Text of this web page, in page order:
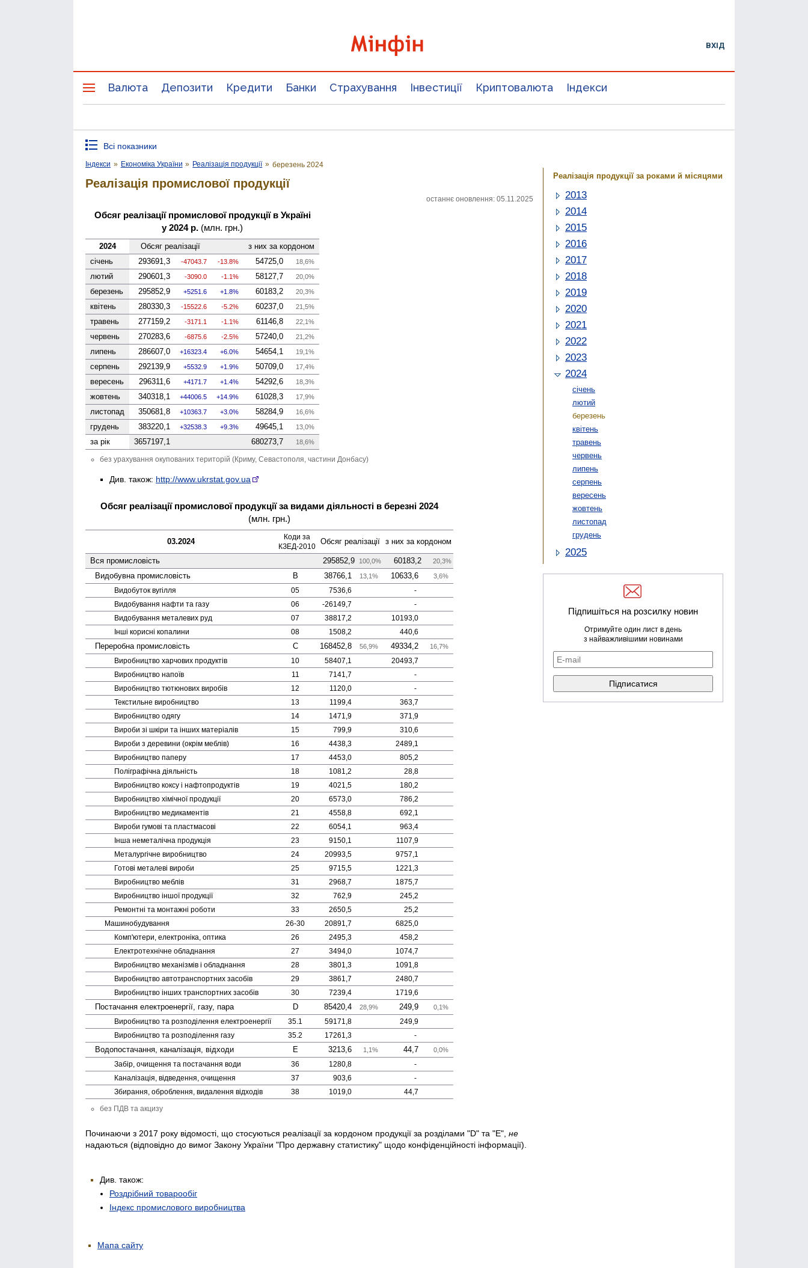
ВХІД
Валюта Депозити Кредити Банки Страхування Інвестиції Криптовалюта Індекси
Всі показники
Індекси » Економіка України » Реалізація продукції » березень 2024
Реалізація промислової продукції
останнє оновлення: 05.11.2025
Обсяг реалізації промислової продукції в Україні
у 2024 р. (млн. грн.)
2024 Обсяг реалізації
з них за кордоном
січень
293691,3 -47043.7 -13.8% 54725,0 18,6%
лютий 290601,3 -3090.0 -1.1% 58127,7 20,0%
березень 295852,9 5251.6 1.8% 60183,2 20,3%
квітень 280330,3 -15522.6 -5.2% 60237,0 21,5%
травень 277159,2 -3171.1 -1.1% 61146,8 22,1%
червень 270283,6 -6875.6 -2.5% 57240,0 21,2%
липень 286607,0 16323.4 6.0% 54654,1 19,1%
серпень 292139,9 5532.9 1.9% 50709,0 17,4%
вересень 296311,6 4171.7 1.4% 54292,6 18,3%
жовтень 340318,1 44006.5 14.9% 61028,3 17,9%
листопад 350681,8 10363.7 3.0% 58284,9 16,6%
грудень 383220,1 32538.3 9.3% 49645,1 13,0%
за рік 3657197,1 680273,7 18,6%
без урахування окупованих територій (Криму, Севастополя, частини Донбасу)
Див. також: http://www.ukrstat.gov.ua
Обсяг реалізації промислової продукції за видами діяльності в березні 2024
(млн. грн.)
03.2024
Коди за
КЗЕД-2010
Обсяг реалізації з них за кордоном
Вся промисловість 295852,9 100,0% 60183,2 20,3%
Видобувна промисловість B 38766,1 13,1% 10633,6 3,6%
Видобуток вугілля 05 7536,6
-
Видобування нафти та газу
06 -26149,7
-
Видобування металевих руд
07 38817,2
10193,0
Інші корисні копалини
08 1508,2 440,6
Переробна промисловість C 168452,8 56,9% 49334,2 16,7%
Виробництво харчових продуктів 10 58407,1
20493,7
Виробництво напоїв
11 7141,7
-
Виробництво тютюнових виробів
12 1120,0
-
Текстильне виробництво
13 1199,4
363,7
Виробництво одягу
14 1471,9
371,9
Вироби зі шкіри та інших матеріалів
15 799,9
310,6
Вироби з деревини (окрім меблів)
16 4438,3
2489,1
Виробництво паперу
17 4453,0
805,2
Поліграфічна діяльність
18 1081,2
28,8
Виробництво коксу і нафто­продуктів
19 4021,5
180,2
Виробництво хімічної продукції
20 6573,0
786,2
Виробництво медика­ментів
21 4558,8
692,1
Вироби гумові та пластмасові
22 6054,1
963,4
Інша неметалічна продукція
23 9150,1
1107,9
Металургічне виробництво
24 20993,5
9757,1
Готові металеві вироби
25 9715,5
1221,3
Виробництво меблів
31 2968,7
1875,7
Виробництво іншої продукції
32 762,9
245,2
Ремонтні та монтажні роботи
33 2650,5
25,2
Машино­будування
26-30 20891,7
6825,0
Комп'ютери, електроніка, оптика
26 2495,3
458,2
Електро­технічне обладнання
27 3494,0
1074,7
Виробництво механізмів і обладнання
28 3801,3
1091,8
Виробництво авто­транспортних засобів
29 3861,7
2480,7
Виробництво інших транспортних засобів
30 7239,4 1719,6
Постачання електро­енергії, газу, пара D 85420,4 28,9% 249,9 0,1%
Виробництво та розподілення електро­енергії 35.1 59171,8
249,9
Виробництво та розподілення газу
35.2 17261,3 -
Водопостачання, каналізація, відходи E 3213,6 1,1% 44,7 0,0%
Забір, очищення та постачання води 36 1280,8
-
Каналізація, відведення, очищення
37 903,6
-
Збирання, оброблення, видалення відходів
38 1019,0
44,7
без ПДВ та акцизу
Починаючи з 2017 року відомості, що стосуються реалізації за кордоном продукції за розділами "D" та "Е", не
надаються (відповідно до вимог Закону України "Про державну статистику" щодо конфіденційності інформації).
Див. також:
Роздрібний товарообіг
Індекс промислового виробництва
Реалізація продукції за роками й місяцями
2013
2014
2015
2016
2017
2018
2019
2020
2021
2022
2023
2024
січень
лютий
березень
квітень
травень
червень
липень
серпень
вересень
жовтень
листопад
грудень
2025
Підпишіться на розсилку новин
Отримуйте один лист в день
з найважливішими новинами
Мапа сайту